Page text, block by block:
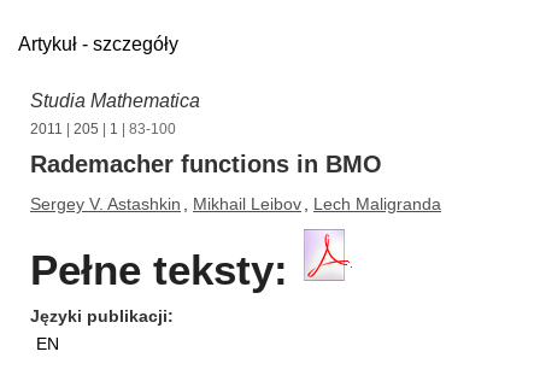
Artykuł - szczegóły
Studia Mathematica
2011 205 1 | 83-100
Rademacher functions in BMO
Sergey V. Astashkin Mikhail Leibov Lech Maligranda
Pełne teksty:
Języki publikacji
EN